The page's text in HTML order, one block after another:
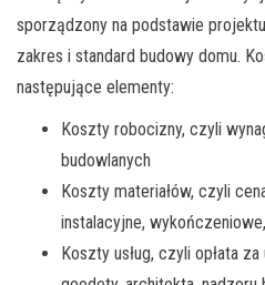
sporządzony na podstawie
zakres i standard budowy domu.
następujące elementy:
Koszty robocizny, czyli
budowlanych
Koszty materiałów, czyli
instalacyjne,
Koszty usług, czyli opłata